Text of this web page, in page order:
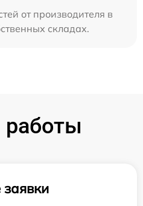
от производителя в
складах.